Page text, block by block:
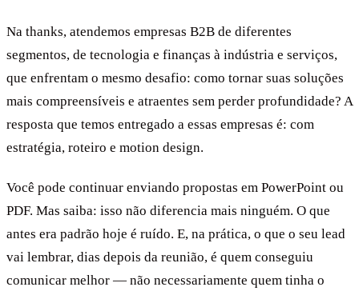
Na thanks, atendemos empresas B2B de diferentes
segmentos, de tecnologia e finanças à indústria e serviços,
que enfrentam o mesmo desafio: como tornar suas soluções
mais compreensíveis e atraentes sem perder profundidade? A
resposta que temos entregado a essas empresas é: com
estratégia, roteiro e motion design.
Você pode continuar enviando propostas em PowerPoint ou
PDF. Mas saiba: isso não diferencia mais ninguém. O que
antes era padrão hoje é ruído. E, na prática, o que o seu lead
vai lembrar, dias depois da reunião, é quem conseguiu
comunicar melhor — não necessariamente quem tinha o